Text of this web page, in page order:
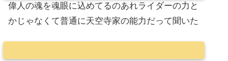
偉人の魂を魂眼に込めてるのあれライダーの力と
かじゃなくて普通に天空寺家の能力だって聞いた